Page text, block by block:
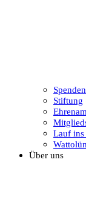
Spenden
Stiftung
Lauf ins
Über uns